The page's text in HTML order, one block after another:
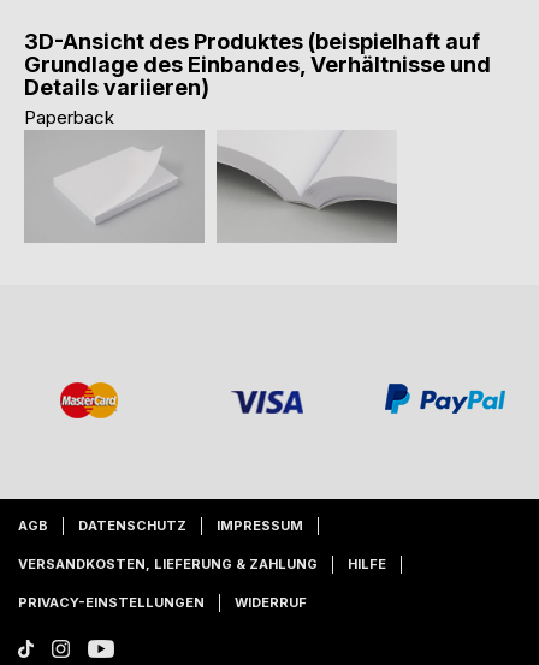
3D-Ansicht des Produktes (beispielhaft auf
Grundlage des Einbandes, Verhältnisse und
Details variieren)
Paperback
AGB DATENSCHUTZ IMPRESSUM
VERSANDKOSTEN, LIEFERUNG & ZAHLUNG HILFE
PRIVACY-EINSTELLUNGEN WIDERRUF